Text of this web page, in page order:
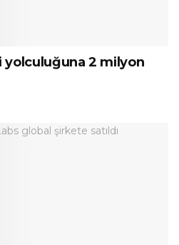
yolculuğuna 2 milyon